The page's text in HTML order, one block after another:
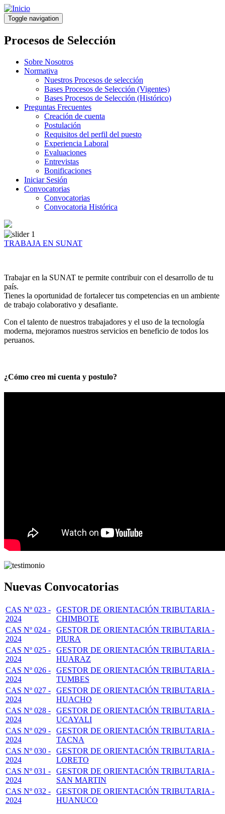
Pasar
al
contenido
principal
Toggle navigation
Procesos de Selección
Sobre Nosotros
Normativa
Nuestros Procesos de selección
Bases Procesos de Selección (Vigentes)
Bases Procesos de Selección (Histórico)
Preguntas Frecuentes
Creación de cuenta
Postulación
Requisitos del perfil del puesto
Experiencia Laboral
Evaluaciones
Entrevistas
Bonificaciones
Iniciar Sesión
Convocatorias
Convocatorias
Convocatoria Histórica
TRABAJA EN SUNAT
Trabajar en la SUNAT te permite contribuir con el desarrollo de tu
país.
Tienes la oportunidad de fortalecer tus competencias en un ambiente
de trabajo colaborativo y desafiante.
Con el talento de nuestros trabajadores y el uso de la tecnología
moderna, mejoramos nuestros servicios en beneficio de todos los
peruanos.
¿Cómo creo mi cuenta y postulo?
Nuevas Convocatorias
CAS Nº 023 -
2024
GESTOR DE ORIENTACIÓN TRIBUTARIA -
CHIMBOTE
CAS Nº 024 -
2024
GESTOR DE ORIENTACIÓN TRIBUTARIA -
PIURA
CAS Nº 025 -
2024
GESTOR DE ORIENTACIÓN TRIBUTARIA -
HUARAZ
CAS Nº 026 -
2024
GESTOR DE ORIENTACIÓN TRIBUTARIA -
TUMBES
CAS Nº 027 -
2024
GESTOR DE ORIENTACIÓN TRIBUTARIA -
HUACHO
CAS Nº 028 -
2024
GESTOR DE ORIENTACIÓN TRIBUTARIA -
UCAYALI
CAS Nº 029 -
2024
GESTOR DE ORIENTACIÓN TRIBUTARIA -
TACNA
CAS Nº 030 -
2024
GESTOR DE ORIENTACIÓN TRIBUTARIA -
LORETO
CAS Nº 031 -
2024
GESTOR DE ORIENTACIÓN TRIBUTARIA -
SAN MARTIN
CAS Nº 032 -
2024
GESTOR DE ORIENTACIÓN TRIBUTARIA -
HUANUCO